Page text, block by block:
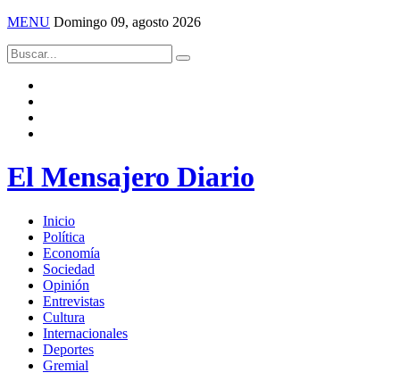
MENU Domingo 09, agosto 2026
El Mensajero Diario
Inicio
Política
Economía
Sociedad
Opinión
Entrevistas
Cultura
Internacionales
Deportes
Gremial